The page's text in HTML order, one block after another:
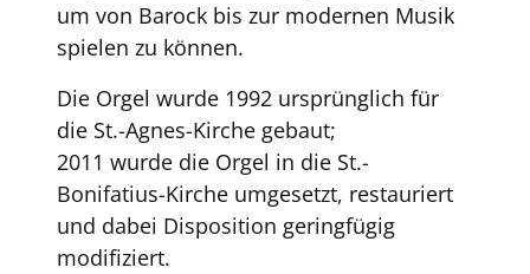
um von Barock bis zur modernen Musik
spielen zu können.
Die Orgel wurde 1992 ursprünglich für
die St.-Agnes-Kirche gebaut;
2011 wurde die Orgel in die St.-
Bonifatius-Kirche umgesetzt, restauriert
und dabei Disposition geringfügig
modifiziert.